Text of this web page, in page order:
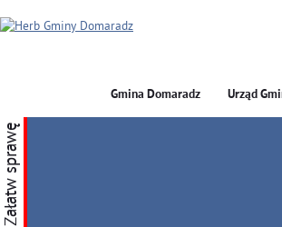
GMINA DOMARADZ
Gmina Domaradz Urząd
Załatw sprawę